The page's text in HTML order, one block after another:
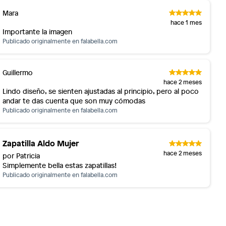
Mara
hace 1 mes
Importante la imagen
Publicado originalmente enfalabella.com
Guillermo
hace 2 meses
Lindo diseño, se sienten ajustadas al principio, pero al poco
andar te das cuenta que son muy cómodas
Publicado originalmente enfalabella.com
Zapatilla Aldo Mujer
por Patricia hace 2 meses
Simplemente bella estas zapatillas!
Publicado originalmente enfalabella.com